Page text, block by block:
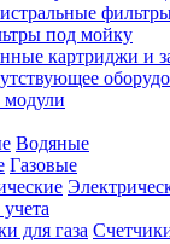
под мойку
картриджи и
модули
Водяные
Газовые